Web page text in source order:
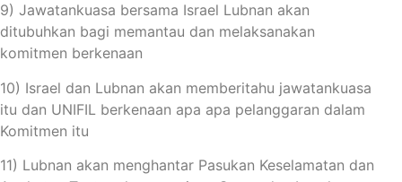
9) Jawatankuasa bersama Israel Lubnan akan
ditubuhkan bagi memantau dan melaksanakan
komitmen berkenaan
10) Israel dan Lubnan akan memberitahu jawatankuasa
itu dan UNIFIL berkenaan apa apa pelanggaran dalam
Komitmen itu
11) Lubnan akan menghantar Pasukan Keselamatan dan